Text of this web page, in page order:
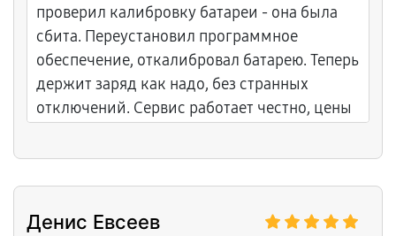
проверил калибровку батареи - она была
сбита. Переустановил программное
обеспечение, откалибровал батарею. Теперь
держит заряд как надо, без странных
отключений. Сервис работает честно, цены
Денис Евсеев